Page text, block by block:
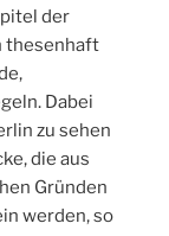
der
thesenhaft
Dabei
zu sehen
die aus
Gründen
werden, so